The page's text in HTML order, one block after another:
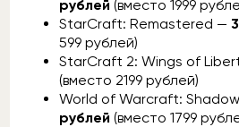
рублей (вместо 1999
StarCraft: Remastered —
599 рублей)
StarCraft 2: Wings of
(вместо 2199 рублей)
World of Warcraft:
рублей (вместо 1799